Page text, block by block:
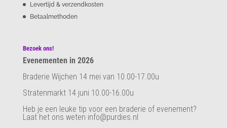
Levertijd & verzendkosten
Betaalmethoden
Bezoek ons!
Evenementen in 2026
Braderie Wijchen 14 mei van 10.00-17.00u
Stratenmarkt 14 juni 10.00-16.00u
Heb je een leuke tip voor een braderie of evenement?
Laat het ons weten info@purdies.nl